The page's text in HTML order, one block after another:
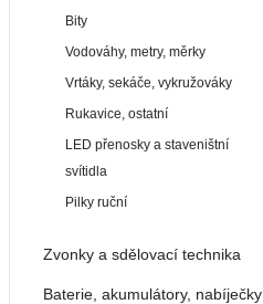
Bity
Vodováhy, metry, měrky
Vrtáky, sekáče, vykružováky
Rukavice, ostatní
LED přenosky a staveništní
svítidla
Pilky ruční
Zvonky a sdělovací technika
Baterie, akumulátory, nabíječky